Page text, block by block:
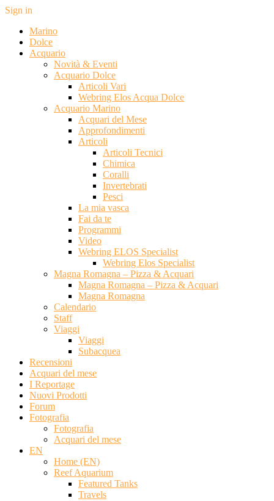
Sign in
Marino
Dolce
Acquario
Novità & Eventi
Acquario Dolce
Articoli Vari
Webring Elos Acqua Dolce
Acquario Marino
Acquari del Mese
Approfondimenti
Articoli
Articoli Tecnici
Chimica
Coralli
Invertebrati
Pesci
La mia vasca
Fai da te
Programmi
Video
Webring ELOS Specialist
Webring Elos Specialist
Magna Romagna – Pizza & Acquari
Magna Romagna – Pizza & Acquari
Magna Romagna
Calendario
Staff
Viaggi
Viaggi
Subacquea
Recensioni
Acquari del mese
I Reportage
Nuovi Prodotti
Forum
Fotografia
Fotografia
Acquari del mese
EN
Home (EN)
Reef Aquarium
Featured Tanks
Travels